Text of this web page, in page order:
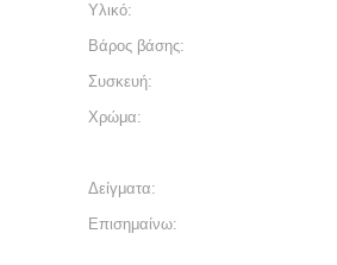
Υλικό:
Βάρος βάσης:
Συσκευή:
Χρώμα:
Δείγματα:
Επισημαίνω: